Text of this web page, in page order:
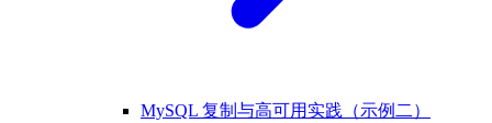
MySQL 复制与高可用实践（示例二）